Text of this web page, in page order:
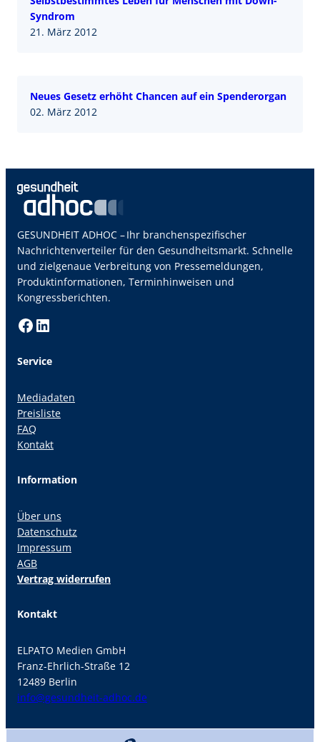
Syndrom
21. März 2012
Neues Gesetz erhöht Chancen auf ein Spenderorgan
02. März 2012
GESUNDHEIT ADHOC – Ihr branchenspezifischer
Nachrichtenverteiler für den Gesundheitsmarkt. Schnelle
und zielgenaue Verbreitung von Pressemeldungen,
Produktinformationen, Terminhinweisen und
Kongressberichten.
Facebook LinkedIn
Service
Mediadaten
Preisliste
FAQ
Kontakt
Information
Über uns
Datenschutz
Impressum
AGB
Vertrag widerrufen
Kontakt
ELPATO Medien GmbH
Franz-Ehrlich-Straße 12
12489 Berlin
info@gesundheit-adhoc.de